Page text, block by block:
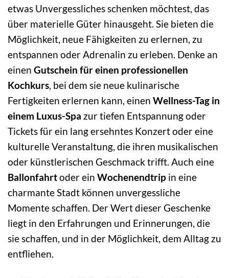
etwas Unvergessliches schenken möchtest, das
über materielle Güter hinausgeht. Sie bieten die
Möglichkeit, neue Fähigkeiten zu erlernen, zu
entspannen oder Adrenalin zu erleben. Denke an
einen Gutschein für einen professionellen
Kochkurs, bei dem sie neue kulinarische
Fertigkeiten erlernen kann, einen Wellness-Tag in
einem Luxus-Spa zur tiefen Entspannung oder
Tickets für ein lang ersehntes Konzert oder eine
kulturelle Veranstaltung, die ihren musikalischen
oder künstlerischen Geschmack trifft. Auch eine
Ballonfahrtoder ein Wochenendtrip in eine
charmante Stadt können unvergessliche
Momente schaffen. Der Wert dieser Geschenke
liegt in den Erfahrungen und Erinnerungen, die
sie schaffen, und in der Möglichkeit, dem Alltag zu
entfliehen.